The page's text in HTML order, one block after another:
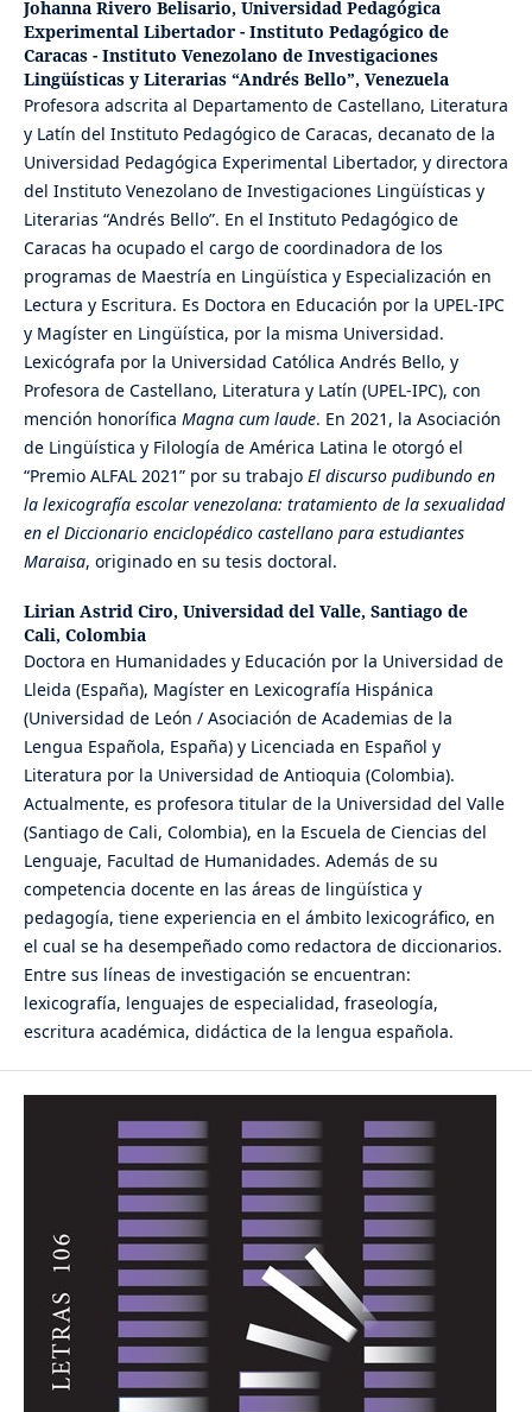
Johanna Rivero Belisario, Universidad Pedagógica
Experimental Libertador - Instituto Pedagógico de
Caracas - Instituto Venezolano de Investigaciones
Lingüísticas y Literarias “Andrés Bello”, Venezuela
Profesora adscrita al Departamento de Castellano, Literatura
y Latín del Instituto Pedagógico de Caracas, decanato de la
Universidad Pedagógica Experimental Libertador, y directora
del Instituto Venezolano de Investigaciones Lingüísticas y
Literarias “Andrés Bello”. En el Instituto Pedagógico de
Caracas ha ocupado el cargo de coordinadora de los
programas de Maestría en Lingüística y Especialización en
Lectura y Escritura. Es Doctora en Educación por la UPEL-IPC
y Magíster en Lingüística, por la misma Universidad.
Lexicógrafa por la Universidad Católica Andrés Bello, y
Profesora de Castellano, Literatura y Latín (UPEL-IPC), con
mención honorífica Magna cum laude. En 2021, la Asociación
de Lingüística y Filología de América Latina le otorgó el
“Premio ALFAL 2021” por su trabajo El discurso pudibundo en
la lexicografía escolar venezolana: tratamiento de la sexualidad
en el Diccionario enciclopédico castellano para estudiantes
Maraisa, originado en su tesis doctoral.
Lirian Astrid Ciro, Universidad del Valle, Santiago de
Cali, Colombia
Doctora en Humanidades y Educación por la Universidad de
Lleida (España), Magíster en Lexicografía Hispánica
(Universidad de León / Asociación de Academias de la
Lengua Española, España) y Licenciada en Español y
Literatura por la Universidad de Antioquia (Colombia).
Actualmente, es profesora titular de la Universidad del Valle
(Santiago de Cali, Colombia), en la Escuela de Ciencias del
Lenguaje, Facultad de Humanidades. Además de su
competencia docente en las áreas de lingüística y
pedagogía, tiene experiencia en el ámbito lexicográfico, en
el cual se ha desempeñado como redactora de diccionarios.
Entre sus líneas de investigación se encuentran:
lexicografía, lenguajes de especialidad, fraseología,
escritura académica, didáctica de la lengua española.